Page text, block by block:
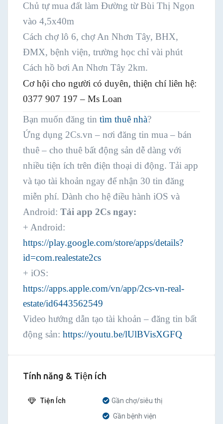
Chủ tự mua đất làm Đường từ Bùi Thị Ngọn
vào 4,5x40m
Cách chợ lô 6, chợ An Nhơn Tây, BHX,
ĐMX, bệnh viện, trường học chỉ vài phút
Cách hồ bơi An Nhơn Tây 2km.
Cơ hội cho người có duyên, thiện chí liên hệ:
0377 907 197 – Ms Loan
Bạn muốn đăng tin tìm thuê nhà?
Ứng dụng 2Cs.vn – nơi đăng tin mua – bán
thuê – cho thuê bất động sản dễ dàng với
nhiều tiện ích trên điện thoại di động. Tải app
và tạo tài khoản ngay để nhận 30 tin đăng
miễn phí. Dành cho hệ điều hành iOS và
Android: Tải app 2Cs ngay:
+ Android:
https://play.google.com/store/apps/details?
id=com.realestate2cs
+ iOS:
https://apps.apple.com/vn/app/2cs-vn-real-
estate/id6443562549
Video hướng dẫn tạo tài khoản – đăng tin bất
động sản: https://youtu.be/lUlBVisXGFQ
Tính năng & Tiện ích
Tiện Ích
Gần chợ/siêu thị
Gần bệnh viện